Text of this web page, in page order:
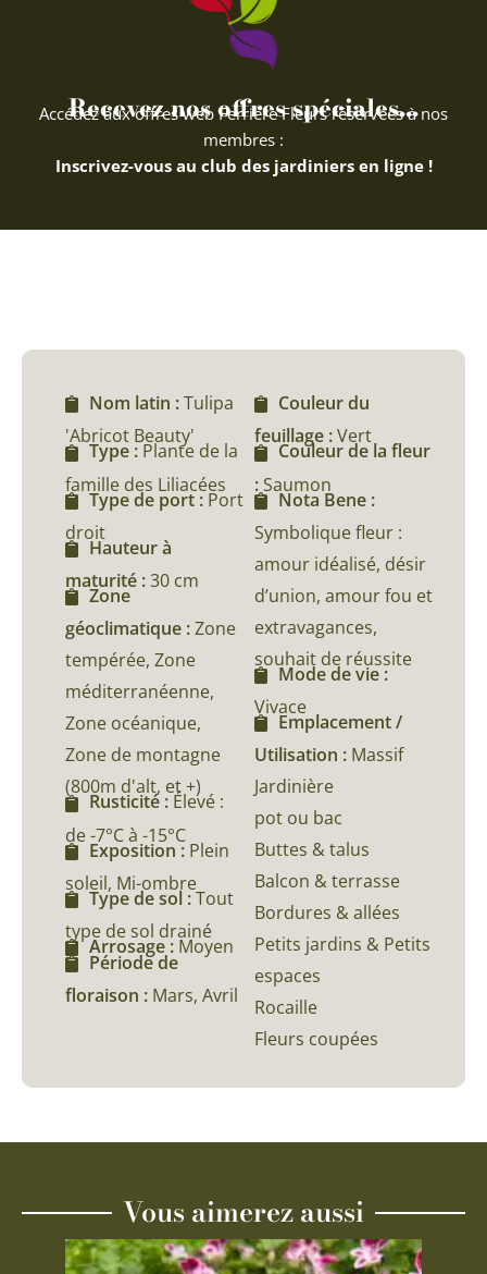
Recevez nos offres spéciales...
Accédez aux offres web Ferriere Fleurs réservées à nos
membres :
Inscrivez-vous au club des jardiniers en ligne !
Nom latin :Tulipa
'Abricot Beauty'
Type : Plante de la
famille des Liliacées
Type de port : Port
droit
Hauteur à
maturité :30 cm
Zone
géoclimatique :Zone
tempérée, Zone
méditerranéenne,
Zone océanique,
Zone de montagne
(800m d'alt, et +)
Rusticité : Élevé :
de -7°C à -15°C
Exposition : Plein
soleil, Mi-ombre
Type de sol :Tout
type de sol drainé
Arrosage : Moyen
Période de
floraison : Mars, Avril
Couleur du
feuillage :Vert
Couleur de la fleur
:Saumon
Nota Bene :
Symbolique fleur :
amour idéalisé, désir
d’union, amour fou et
extravagances,
souhait de réussite
Mode de vie :
Vivace
Emplacement /
Utilisation : Massif
Jardinière
pot ou bac
Buttes & talus
Balcon & terrasse
Bordures & allées
Petits jardins & Petits
espaces
Rocaille
Fleurs coupées
Vous aimerez aussi